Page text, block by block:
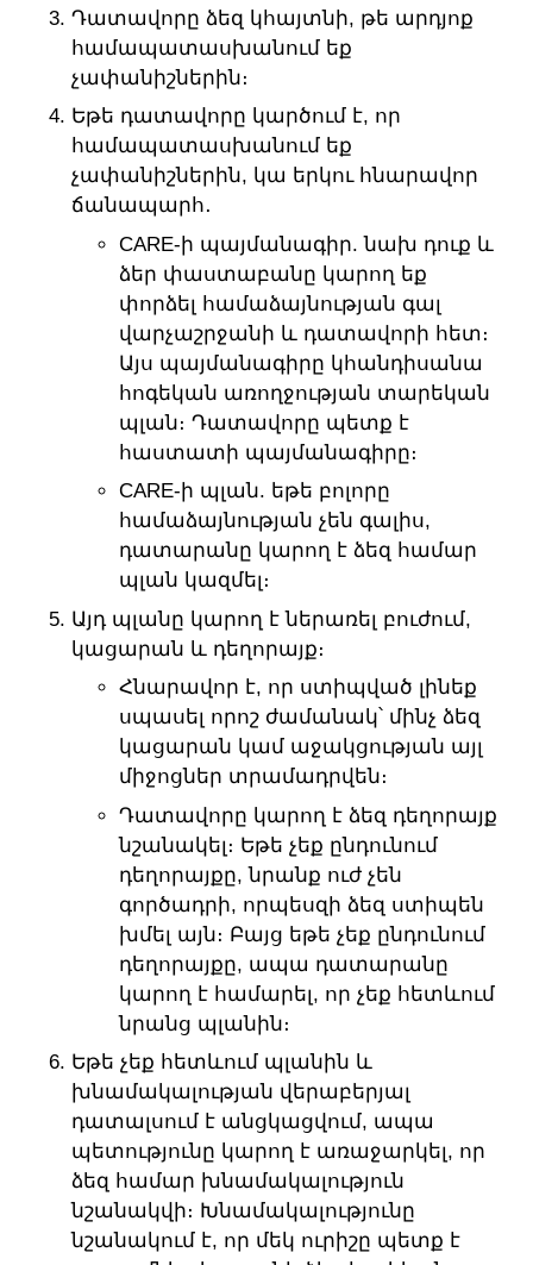
Դատավորը ձեզ կհայտնի, թե արդյոք
համապատասխանում եք
չափանիշներին։
Եթե ​​դատավորը կարծում է, որ
համապատասխանում եք
չափանիշներին, կա երկու հնարավոր
ճանապարհ․
CARE-ի պայմանագիր. նախ դուք և
ձեր փաստաբանը կարող եք
փորձել համաձայնության գալ
վարչաշրջանի և դատավորի հետ։
Այս պայմանագիրը կհանդիսանա
հոգեկան առողջության տարեկան
պլան։ Դատավորը պետք է
հաստատի պայմանագիրը։
CARE-ի պլան. եթե ​​բոլորը
համաձայնության չեն գալիս,
դատարանը կարող է ձեզ համար
պլան կազմել։
Այդ պլանը կարող է ներառել բուժում,
կացարան և դեղորայք։
Հնարավոր է, որ ստիպված լինեք
սպասել որոշ ժամանակ՝ մինչ ձեզ
կացարան կամ աջակցության այլ
միջոցներ տրամադրվեն։
Դատավորը կարող է ձեզ դեղորայք
նշանակել։ Եթե չեք ընդունում
դեղորայքը, նրանք ուժ չեն
գործադրի, որպեսզի ձեզ ստիպեն
խմել այն։ Բայց եթե չեք ընդունում
դեղորայքը, ապա դատարանը
կարող է համարել, որ չեք հետևում
նրանց պլանին։
Եթե ​​չեք հետևում պլանին և
խնամակալության վերաբերյալ
դատալսում է անցկացվում, ապա
պետությունը կարող է առաջարկել, որ
ձեզ համար խնամակալություն
նշանակվի։ Խնամակալությունը
նշանակում է, որ մեկ ուրիշը պետք է